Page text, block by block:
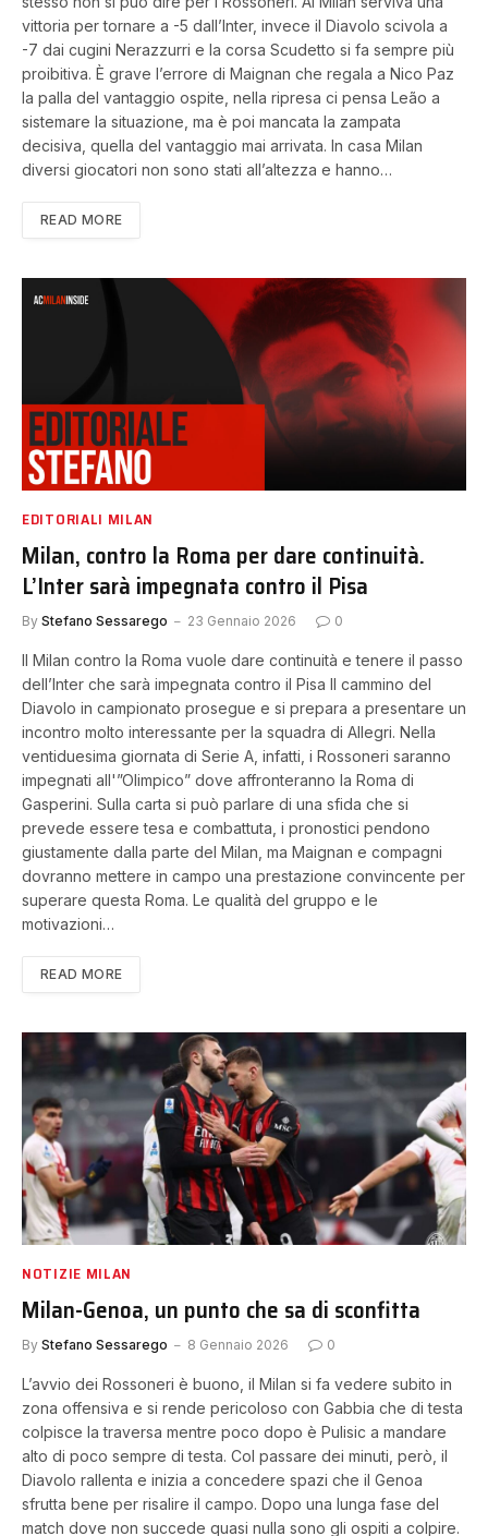
vittoria per tornare a -5 dall’Inter, invece il Diavolo scivola a
-7 dai cugini Nerazzurri e la corsa Scudetto si fa sempre più
proibitiva. È grave l’errore di Maignan che regala a Nico Paz
la palla del vantaggio ospite, nella ripresa ci pensa Leão a
sistemare la situazione, ma è poi mancata la zampata
decisiva, quella del vantaggio mai arrivata. In casa Milan
diversi giocatori non sono stati all’altezza e hanno…
READ MORE
EDITORIALI MILAN
Milan, contro la Roma per dare continuità.
L’Inter sarà impegnata contro il Pisa
By Stefano Sessarego 23 Gennaio 2026 0
Il Milan contro la Roma vuole dare continuità e tenere il passo
dell’Inter che sarà impegnata contro il Pisa Il cammino del
Diavolo in campionato prosegue e si prepara a presentare un
incontro molto interessante per la squadra di Allegri. Nella
ventiduesima giornata di Serie A, infatti, i Rossoneri saranno
impegnati all'”Olimpico” dove affronteranno la Roma di
Gasperini. Sulla carta si può parlare di una sfida che si
prevede essere tesa e combattuta, i pronostici pendono
giustamente dalla parte del Milan, ma Maignan e compagni
dovranno mettere in campo una prestazione convincente per
superare questa Roma. Le qualità del gruppo e le
motivazioni…
READ MORE
NOTIZIE MILAN
Milan-Genoa, un punto che sa di sconfitta
By Stefano Sessarego 8 Gennaio 2026 0
L’avvio dei Rossoneri è buono, il Milan si fa vedere subito in
zona offensiva e si rende pericoloso con Gabbia che di testa
colpisce la traversa mentre poco dopo è Pulisic a mandare
alto di poco sempre di testa. Col passare dei minuti, però, il
Diavolo rallenta e inizia a concedere spazi che il Genoa
sfrutta bene per risalire il campo. Dopo una lunga fase del
match dove non succede quasi nulla sono gli ospiti a colpire.